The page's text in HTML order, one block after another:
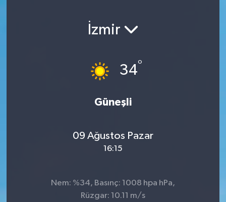
İzmir
34°
Güneşli
09 Ağustos Pazar
16:15
Nem: %34, Basınç: 1008 hpa hPa,
Rüzgar: 10.11 m/s